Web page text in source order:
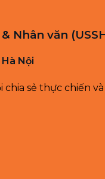
Nhân văn
Nội
sẻ thực chiến